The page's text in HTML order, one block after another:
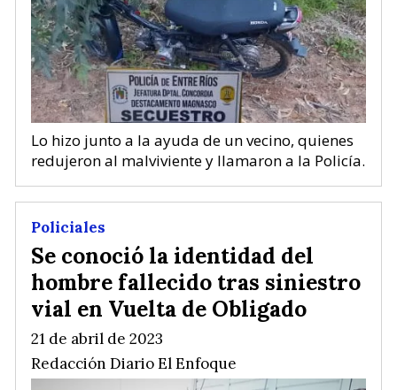
Lo hizo junto a la ayuda de un vecino, quienes
redujeron al malviviente y llamaron a la Policía.
Se conoció la identidad del
hombre fallecido tras siniestro
vial en Vuelta de Obligado
Redacción Diario El Enfoque
Policiales
21 de abril de 2023